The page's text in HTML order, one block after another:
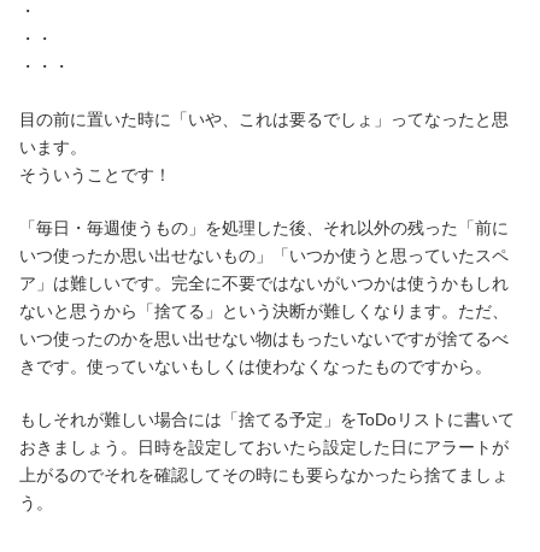
・
・・
・・・
目の前に置いた時に「いや、これは要るでしょ」ってなったと思
います。
そういうことです！
「毎日・毎週使うもの」を処理した後、それ以外の残った「前に
いつ使ったか思い出せないもの」「いつか使うと思っていたスペ
ア」は難しいです。完全に不要ではないがいつかは使うかもしれ
ないと思うから「捨てる」という決断が難しくなります。ただ、
いつ使ったのかを思い出せない物はもったいないですが捨てるべ
きです。使っていないもしくは使わなくなったものですから。
もしそれが難しい場合には「捨てる予定」をToDoリストに書いて
おきましょう。日時を設定しておいたら設定した日にアラートが
上がるのでそれを確認してその時にも要らなかったら捨てましょ
う。